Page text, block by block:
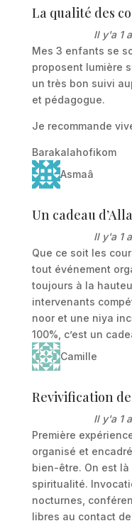
La qualité des
Il y'a 1
Mes 3 enfants se
proposent lumière
un très bon suivi
et pédagogue.
Je recommande
Barakalahofikom
Asmaâ
Un cadeau
Il y'a 1
Que ce soit les
tout événement
toujours à la
intervenants
noor et une niya
100%, c’est un
Camille
Revivification
Il y'a 1
Première
organisé et
bien-être. On est
spiritualité.
nocturnes,
libres au contact